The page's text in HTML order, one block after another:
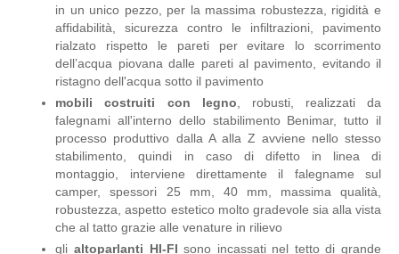
in un unico pezzo, per la massima robustezza, rigidità e
affidabilità, sicurezza contro le infiltrazioni, pavimento
rialzato rispetto le pareti per evitare lo scorrimento
dell’acqua piovana dalle pareti al pavimento, evitando il
ristagno dell'acqua sotto il pavimento
mobili costruiti con legno , robusti, realizzati da
falegnami all'interno dello stabilimento Benimar, tutto il
processo produttivo dalla A alla Z avviene nello stesso
stabilimento, quindi in caso di difetto in linea di
montaggio, interviene direttamente il falegname sul
camper, spessori 25 mm, 40 mm, massima qualità,
robustezza, aspetto estetico molto gradevole sia alla vista
che al tatto grazie alle venature in rilievo
gli altoparlanti HI-FI sono incassati nel tetto di grande